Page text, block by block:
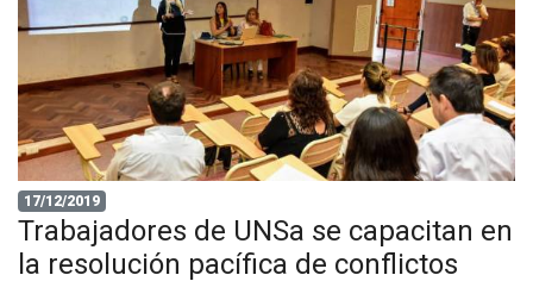
17/12/2019
Trabajadores de UNSa se capacitan en
la resolución pacífica de conflictos